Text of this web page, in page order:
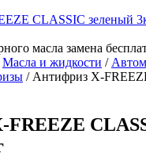
масла замена
Масла и жидкости /
/ Антифриз X-
FREEZE